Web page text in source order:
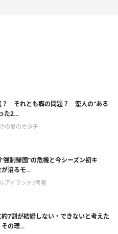
？ それとも癖の問題？ 恋人の“ある
た2...
の愛のカタチ
強制帰国”の危機と今シーズン初キ
沼るモ...
アイランド7考察
7割が結婚しない・できないと考えた
の理...